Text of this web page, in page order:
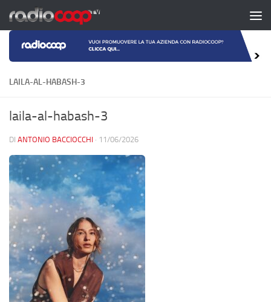
Salta al contenuto
LAILA-AL-HABASH-3
laila-al-habash-3
DI ANTONIO BACCIOCCHI · 11/06/2026